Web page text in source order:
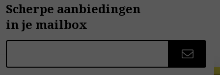
Scherpe aanbiedingen
in je mailbox